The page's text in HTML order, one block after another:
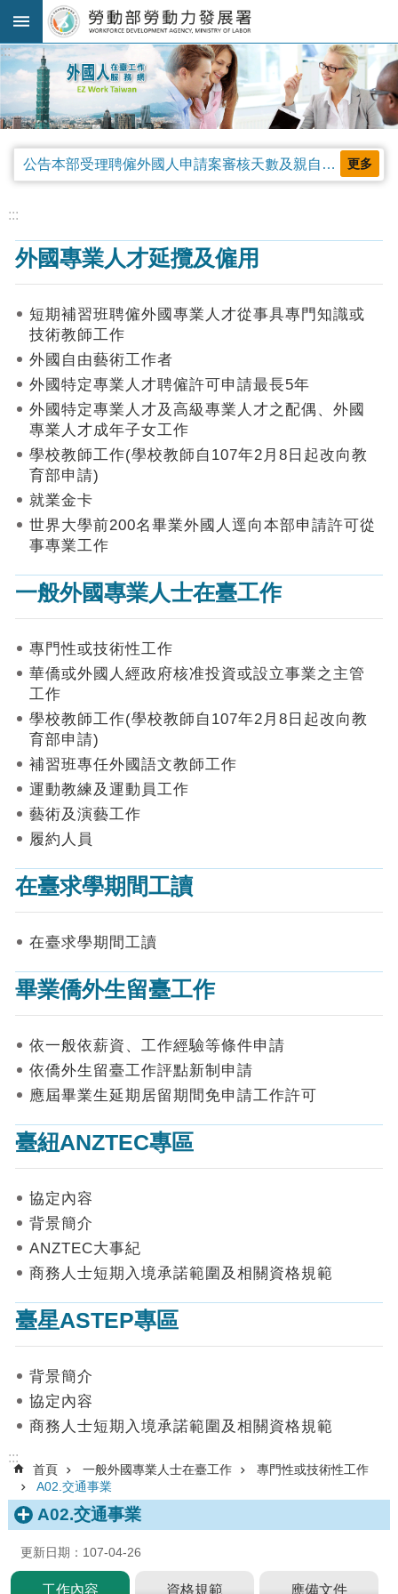
跳到主要內容區塊
進
階
搜
尋
規
公
告
及
釋
查
作
申
及
工
知
機
申
請
表
上
申
請
請
進
詢
見
答
統
數
據
首
網
站
覽
絡
我
們
English
私
:::
公告本部受理聘僱外國人申請案審核天數及親自領件相關事項，並自中華民國115年4月13日生效。 更多
:::
外國專業人才延攬及僱用
短期補習班聘僱外國專業人才從事具專門知識或
技術教師工作
外國自由藝術工作者
外國特定專業人才聘僱許可申請最長5年
外國特定專業人才及高級專業人才之配偶、外國
專業人才成年子女工作
學校教師工作(學校教師自107年2月8日起改向教
育部申請)
就業金卡
世界大學前200名畢業外國人逕向本部申請許可從
事專業工作
一般外國專業人士在臺工作
專門性或技術性工作
華僑或外國人經政府核准投資或設立事業之主管
工作
學校教師工作(學校教師自107年2月8日起改向教
育部申請)
補習班專任外國語文教師工作
運動教練及運動員工作
藝術及演藝工作
履約人員
在臺求學期間工讀
在臺求學期間工讀
畢業僑外生留臺工作
依一般依薪資、工作經驗等條件申請
依僑外生留臺工作評點新制申請
應屆畢業生延期居留期間免申請工作許可
臺紐ANZTEC專區
協定內容
背景簡介
ANZTEC大事紀
商務人士短期入境承諾範圍及相關資格規範
臺星ASTEP專區
背景簡介
協定內容
商務人士短期入境承諾範圍及相關資格規範
:::
首頁 一般外國專業人士在臺工作
專門性或技術性工作
A02.交通事業
A02.交通事業
更新日期：107-04-26
工作內容 資格規範 應備文件